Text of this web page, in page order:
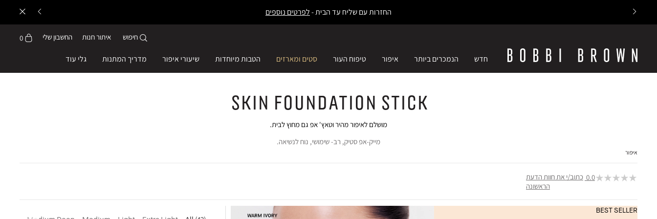
לפרטים נוספים
חדש הנמכרים ביותר איפור טיפוח העור סטים ומארזים הטבות מיוחדות שיעורי איפור מדריך המתנות גלי עוד
חיפוש איתור חנות החשבון שלי 0
Skin Foundation Stick
מושלם לאיפור מהיר וטאץ' אפ גם מחוץ לבית.
מייק-אפ סטיק, רב- שימושי, נוח לנשיאה.
איפור
0.0 כתוב/י את חוות הדעת
הראשונה
BEST SELLER